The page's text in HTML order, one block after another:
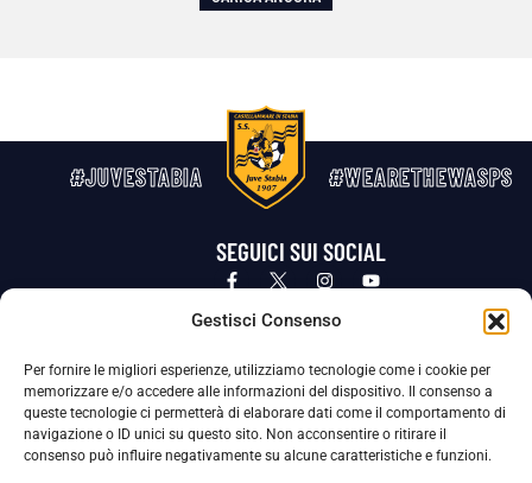
Gestisci Consenso
Per fornire le migliori esperienze, utilizziamo tecnologie come i cookie per
memorizzare e/o accedere alle informazioni del dispositivo. Il consenso a
queste tecnologie ci permetterà di elaborare dati come il comportamento di
navigazione o ID unici su questo sito. Non acconsentire o ritirare il
consenso può influire negativamente su alcune caratteristiche e funzioni.
#JUVESTABIA #WEARETHEWASPS
SEGUICI SUI SOCIAL
Privacy Policy Cookie Policy
La Società ha nominato il Responsabile della Protezione dei Dati Personali (DPO), figura specializzata che vigila sulle modalità
adottate dalla nostra Società per tutelare i Suoi dati personali.
Per contattare il DPO può scrivere a